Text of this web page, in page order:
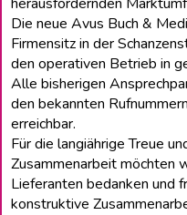
Die neue Avus Buch &
Firmensitz in der
den operativen Betrieb in
Alle bisherigen
den bekannten
erreichbar.
Für die langiährige Treue
Zusammenarbeit möchten
Lieferanten bedanken und
konstruktive